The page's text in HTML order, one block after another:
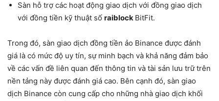
Sàn hỗ trợ các hoạt động giao dịch với đồng giao dịch
với đồng tiền kỹ thuật số raiblock BitFit.
Trong đó, sàn giao dịch đồng tiền ảo Binance được đánh
giá là có mức độ uy tín, sự minh bạch và khả năng đảm bảo
về các vấn đề liên quan đến thông tin và tài sản lưu trữ trên
nền tảng này được đánh giá cao. Bên cạnh đó, sàn giao
dịch Binance còn cung cấp cho những nhà giao dịch khối